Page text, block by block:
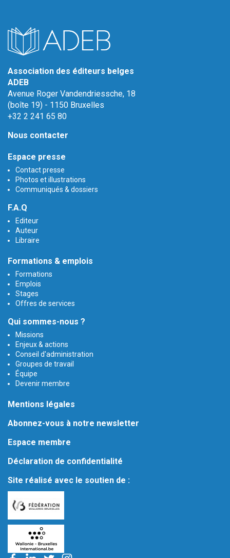
Association des éditeurs belges
ADEB
Avenue Roger Vandendriessche, 18
(boîte 19) - 1150 Bruxelles
+32 2 241 65 80
Nous contacter
Espace presse
Contact presse
Photos et illustrations
Communiqués & dossiers
F.A.Q
Editeur
Auteur
Libraire
Formations & emplois
Formations
Emplois
Stages
Offres de services
Qui sommes-nous ?
Missions
Enjeux & actions
Conseil d'administration
Groupes de travail
Équipe
Devenir membre
Mentions légales
Abonnez-vous à notre newsletter
Espace membre
Déclaration de confidentialité
Site réalisé avec le soutien de :